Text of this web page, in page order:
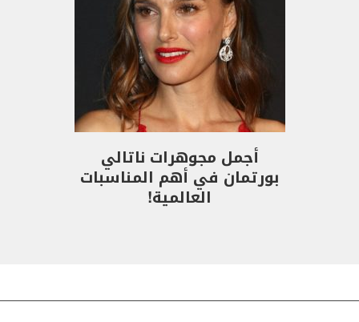
أجمل مجوهرات ناتالي
بورتمان في أهم المناسبات
العالمية!